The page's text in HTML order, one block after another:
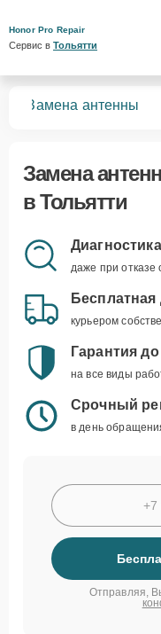
Honor Pro Repair
Сервис в Тольятти
Замена антенны
Замена
в Тольятти
даже при отказе
Бесплатная
курьером
Гарантия
на все виды
Срочный
в день
Отправляя,